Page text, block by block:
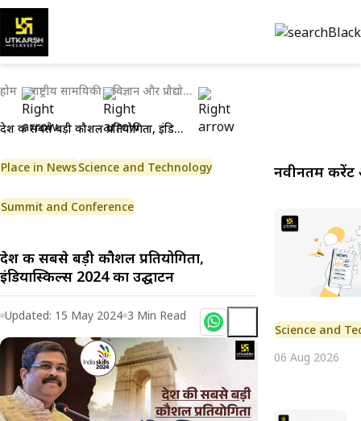
होम राष्ट्रीय सामयिकी विज्ञान और प्रौद्योगिकी
देश की सबसे बड़ी कौशल प्रतियोगिता, इंडियास्किल्स 2024 का उद्घाटन
Place in NewsScience and Technology
Summit and Conference
देश की सबसे बड़ी कौशल प्रतियोगिता,
इंडियास्किल्स 2024 का उद्घाटन
Updated: 15 May 2024 3 Min Read
नवीनतम करेंट
Science and
06 Aug 2026